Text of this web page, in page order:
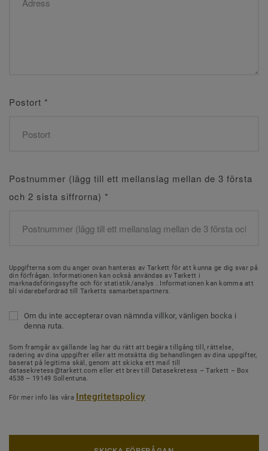
Postort *
Postnummer (lägg till ett mellanslag mellan de 3 första
och 2 sista siffrorna) *
Uppgifterna som du anger ovan hanteras av Tarkett för att kunna ge dig svar på
din förfrågan. Informationen kan också användas av Tarkett i
marknadsföringssyfte och för statistik/analys . Informationen kan komma att
bli vidarebefordrad till Tarketts samarbetspartners.
Om du inte accepterar ovan nämnda villkor, vänligen bocka i
denna ruta.
Som framgår av gällande lag har du rätt att begära tillgång till, rättelse,
radering av dina uppgifter eller att motsätta dig behandlingen av dina uppgifter,
baserat på legitima skäl, genom att skicka ett mail till
datasekretess@tarkett.com eller ett brev till Datasekretess – Tarkett – Box
4538 – 19149 Sollentuna.
För mer info läs våra Integritetspolicy